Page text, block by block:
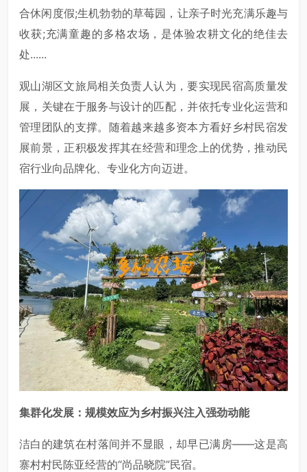
合休闲度假;生机勃勃的草莓园，让亲子时光充满乐趣与
收获;充满童趣的多格农场，是体验农耕文化的绝佳去
处......
观山湖区文旅局相关负责人认为，要实现民宿高质量发
展，关键在于服务与设计的匹配，并依托专业化运营和
管理团队的支撑。随着越来越多资本方看好乡村民宿发
展前景，正积极发挥其在经营和理念上的优势，推动民
宿行业向品牌化、专业化方向迈进。
集群化发展：规模效应为乡村振兴注入强劲动能
洁白的建筑在村落间并不显眼，却早已满房——这是高
寨村村民陈亚经营的“尚品晓院”民宿。